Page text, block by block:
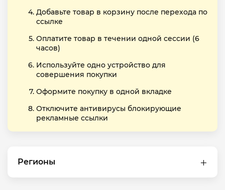
Добавьте товар в корзину после перехода по
ссылке
Оплатите товар в течении одной сессии (6
часов)
Используйте одно устройство для
совершения покупки
Оформите покупку в одной вкладке
Отключите антивирусы блокирующие
рекламные ссылки
Регионы